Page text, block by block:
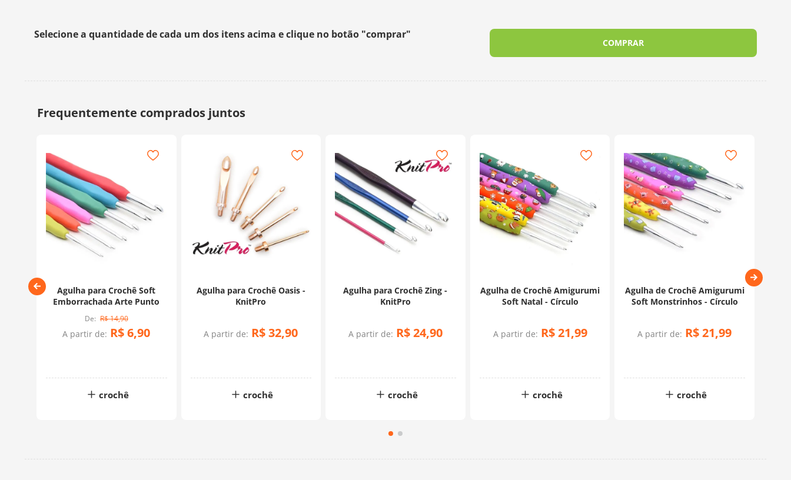
Selecione a quantidade de cada um dos itens acima e clique no botão "comprar"
COMPRAR
Agulha para Crochê Soft
Emborrachada Arte Punto
R$14,90
A partir de: R$6,90
crochê
Agulha para Crochê Oasis -
KnitPro
A partir de: R$32,90
crochê
Agulha para Crochê Zing -
KnitPro
A partir de: R$24,90
crochê
Agulha de Crochê Amigurumi
Soft Natal - Círculo
A partir de: R$ 21,99
crochê
Agulha de Crochê Amigurumi
Soft Monstrinhos - Círculo
A partir de: R$21,99
crochê